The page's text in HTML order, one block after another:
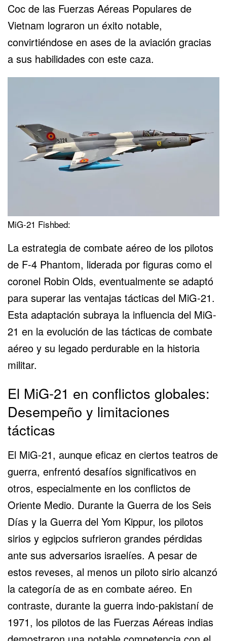
Coc de las Fuerzas Aéreas Populares de
Vietnam lograron un éxito notable,
convirtiéndose en ases de la aviación gracias
a sus habilidades con este caza.
MiG-21 Fishbed:
La estrategia de combate aéreo de los pilotos
de F-4 Phantom, liderada por figuras como el
coronel Robin Olds, eventualmente se adaptó
para superar las ventajas tácticas del MiG-21.
Esta adaptación subraya la influencia del MiG-
21 en la evolución de las tácticas de combate
aéreo y su legado perdurable en la historia
militar.
El MiG-21 en conflictos globales:
Desempeño y limitaciones
tácticas
El MiG-21, aunque eficaz en ciertos teatros de
guerra, enfrentó desafíos significativos en
otros, especialmente en los conflictos de
Oriente Medio. Durante la Guerra de los Seis
Días y la Guerra del Yom Kippur, los pilotos
sirios y egipcios sufrieron grandes pérdidas
ante sus adversarios israelíes. A pesar de
estos reveses, al menos un piloto sirio alcanzó
la categoría de as en combate aéreo. En
contraste, durante la guerra indo-pakistaní de
1971, los pilotos de las Fuerzas Aéreas indias